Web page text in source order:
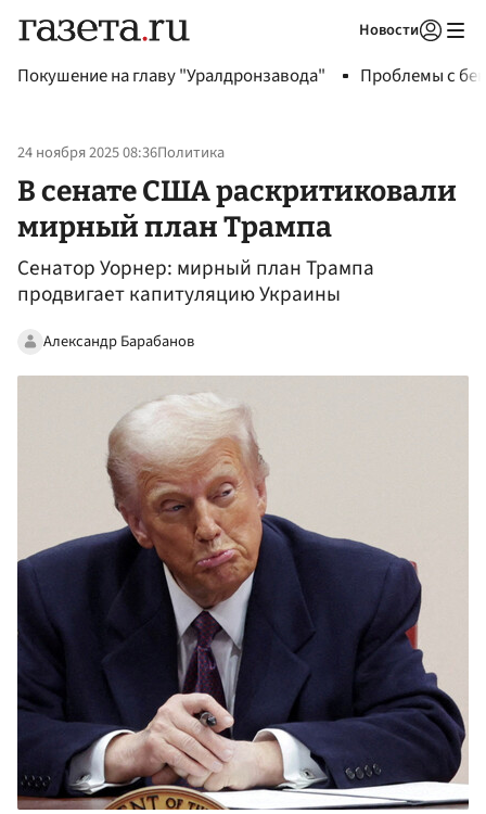
Новости
Покушение на главу "Уралдронзавода" Проблемы с
24 ноября 2025 08:36Политика
В сенате США раскритиковали
мирный план Трампа
Сенатор Уорнер: мирный план Трампа
продвигает капитуляцию Украины
Александр Барабанов